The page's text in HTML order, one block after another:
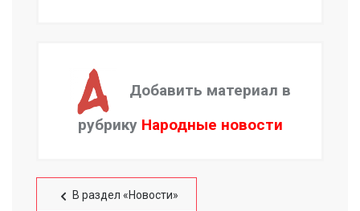
Добавить материал в
рубрику Народные новости
В раздел «Новости»